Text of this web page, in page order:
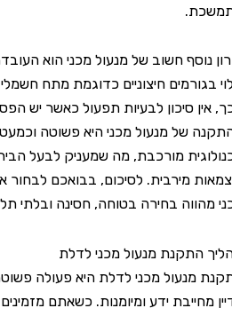
נוסף חשוב של מנעול מכני הוא
בגורמים חיצוניים כדוגמת מתח חשמלי
אין סיכון לבעיות תפעול כאשר יש
של מנעול מכני היא פשוטה וכמעט
מורכבת, מה שמעניק לבעל הבית
מירבית. לסיכום, בבואכם לבחור
מהווה בחירה בטוחה, חסינה ובלתי
התקנת מנעול מכני לדלת
מנעול מכני לדלת היא פעולה פשוטה
מחייבת ידע ומיומנות. כשאתם מזמינים